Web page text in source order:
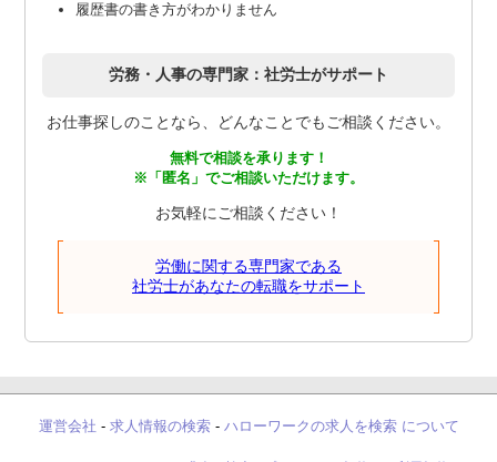
履歴書の書き方がわかりません
労務・人事の専門家：社労士がサポート
お仕事探しのことなら、どんなことでもご相談ください。
無料で相談を承ります！
※「匿名」でご相談いただけます。
お気軽にご相談ください！
労働に関する専門家である
社労士があなたの転職をサポート
運営会社 - 求人情報の検索- ハローワークの求人を検索 について